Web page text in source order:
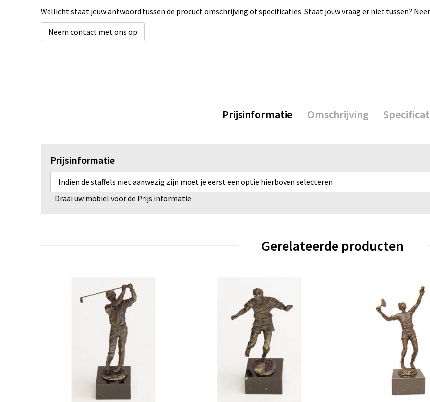
Wellicht staat jouw antwoord tussen de product omschrijving of specificaties. Staat jouw vraag er niet tussen?
Neem contact met ons op
Prijsinformatie Omschrijving
Prijsinformatie
Indien de staffels niet aanwezig zijn moet je eerst een optie hierboven selecteren
Draai uw mobiel voor de Prijs informatie
Gerelateerde producten